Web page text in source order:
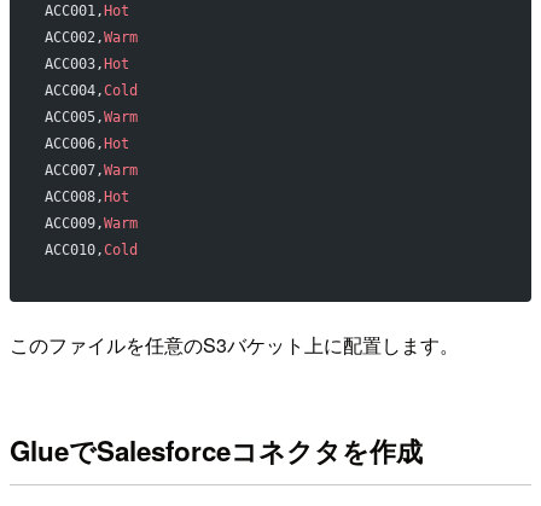
ACC001,Hot
ACC002,Warm
ACC003,Hot
ACC004,Cold
ACC005,Warm
ACC006,Hot
ACC007,Warm
ACC008,Hot
ACC009,Warm
ACC010,Cold
このファイルを任意のS3バケット上に配置します。
GlueでSalesforceコネクタを作成